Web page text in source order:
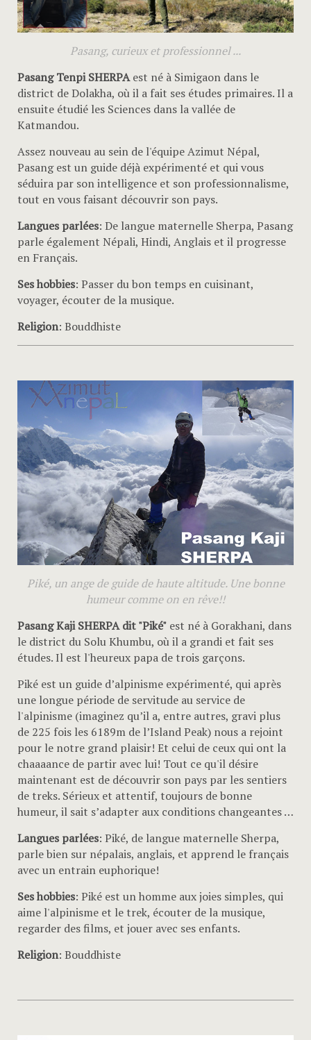
Pasang, curieux et professionnel ...
Pasang Tenpi SHERPAest né à Simigaon dans le
district de Dolakha, où il a fait ses études primaires. Il a
ensuite étudié les Sciences dans la vallée de
Katmandou.
Assez nouveau au sein de l'équipe Azimut Népal,
Pasang est un guide déjà expérimenté et qui vous
séduira par son intelligence et son professionnalisme,
tout en vous faisant découvrir son pays.
Langues parlées: De langue maternelle Sherpa, Pasang
parle également Népali, Hindi, Anglais et il progresse
en Français.
Ses hobbies: Passer du bon temps en cuisinant,
voyager, écouter de la musique.
Religion: Bouddhiste
Piké, un ange de guide de haute altitude. Une bonne
humeur comme on en rêve!!
Pasang Kaji SHERPA dit "Piké" est né à Gorakhani, dans
le district du Solu Khumbu, où il a grandi et fait ses
études. Il est l'heureux papa de trois garçons.
Piké est un guide d’alpinisme expérimenté, qui après
une longue période de servitude au service de
l'alpinisme (imaginez qu’il a, entre autres, gravi plus
de 225 fois les 6189m de l’Island Peak) nous a rejoint
pour le notre grand plaisir! Et celui de ceux qui ont la
chaaaance de partir avec lui! Tout ce qu'il désire
maintenant est de découvrir son pays par les sentiers
de treks. Sérieux et attentif, toujours de bonne
humeur, il sait s’adapter aux conditions changeantes …
Langues parlées: Piké, de langue maternelle Sherpa,
parle bien sur népalais, anglais, et apprend le français
avec un entrain euphorique!
Ses hobbies: Piké est un homme aux joies simples, qui
aime l'alpinisme et le trek, écouter de la musique,
regarder des films, et jouer avec ses enfants.
Religion: Bouddhiste